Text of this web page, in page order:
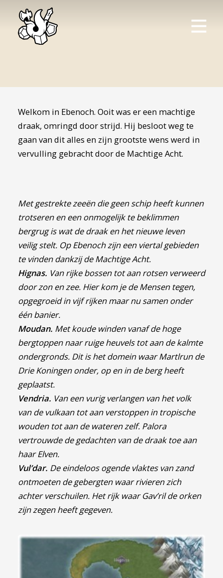
Welkom in Ebenoch. Ooit was er een machtige
draak, omringd door strijd. Hij besloot weg te
gaan van dit alles en zijn grootste wens werd in
vervulling gebracht door de Machtige Acht.
Met gestrekte zeeën die geen schip heeft kunnen
trotseren en een onmogelijk te beklimmen
bergrug is wat de draak en het nieuwe leven
veilig stelt. Op Ebenoch zijn een viertal gebieden
te vinden dankzij de Machtige Acht.
Hignas. Van rijke bossen tot aan rotsen verweerd
door zon en zee. Hier kom je de Mensen tegen,
opgegroeid in vijf rijken maar nu samen onder
één banier.
Moudan. Met koude winden vanaf de hoge
bergtoppen naar ruige heuvels tot aan de kalmte
ondergronds. Dit is het domein waar Martlrun de
Drie Koningen onder, op en in de berg heeft
geplaatst.
Vendria. Van een vurig verlangen van het volk
van de vulkaan tot aan verstoppen in tropische
wouden tot aan de wateren zelf. Palora
vertrouwde de gedachten van de draak toe aan
haar Elven.
Vul’dar. De eindeloos ogende vlaktes van zand
ontmoeten de gebergten waar rivieren zich
achter verschuilen. Het rijk waar Gav’ril de orken
zijn zegen heeft gegeven.